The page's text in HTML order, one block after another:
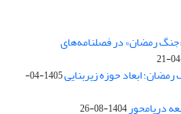
«جنگ رمضان» در فصلنامه‌های
ابعاد حوزه زیربنایی
1405-04-
دریامحور1404-08-26